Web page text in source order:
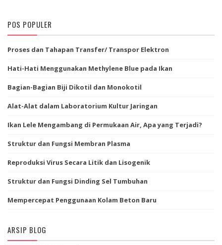
POS POPULER
Proses dan Tahapan Transfer/ Transpor Elektron
Hati-Hati Menggunakan Methylene Blue pada Ikan
Bagian-Bagian Biji Dikotil dan Monokotil
Alat-Alat dalam Laboratorium Kultur Jaringan
Ikan Lele Mengambang di Permukaan Air, Apa yang Terjadi?
Struktur dan Fungsi Membran Plasma
Reproduksi Virus Secara Litik dan Lisogenik
Struktur dan Fungsi Dinding Sel Tumbuhan
Mempercepat Penggunaan Kolam Beton Baru
ARSIP BLOG